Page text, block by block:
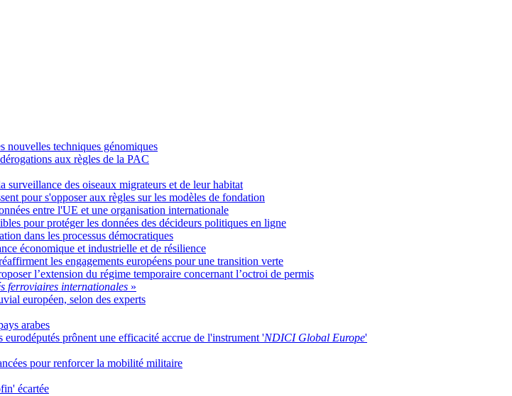
nouvelles techniques génomiques
aux règles de la PAC
des oiseaux migrateurs et de leur habitat
pour s'opposer aux règles sur les modèles de fondation
entre l'UE et une organisation internationale
pour protéger les données des décideurs politiques en ligne
dans les processus démocratiques
économique et industrielle et de résilience
les engagements européens pour une transition verte
l’extension du régime temporaire concernant l’octroi de permis
ferroviaires internationales »
européen, selon des experts
arabes
prônent une efficacité accrue de l'instrument 'NDICI Global Europe'
pour renforcer la mobilité militaire
écartée